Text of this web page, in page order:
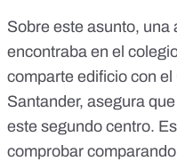
Sobre este asunto, una
encontraba en el
comparte edificio con
Santander, asegura
este segundo centro.
comprobar